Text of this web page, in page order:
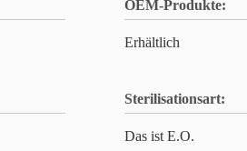
OEM-Produkte:
Erhältlich
Sterilisationsart:
Das ist E.O.